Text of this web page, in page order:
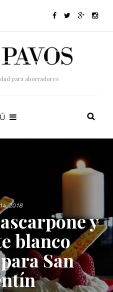
para ahorradores
2018
y
blanco
San